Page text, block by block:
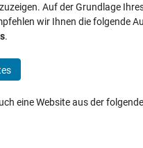
Auf der Grundlage
wir Ihnen die folgende
.
eine Website aus der